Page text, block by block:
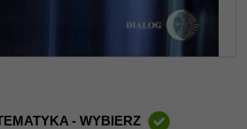
- WYBIERZ